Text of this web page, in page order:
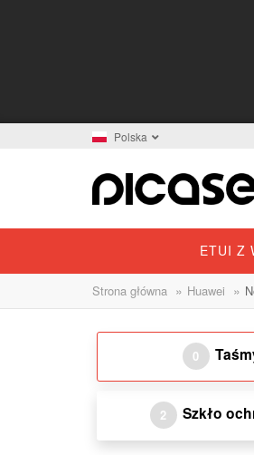
Polska
ETUI Z
Strona główna » Huawei »
0
2 Szkło